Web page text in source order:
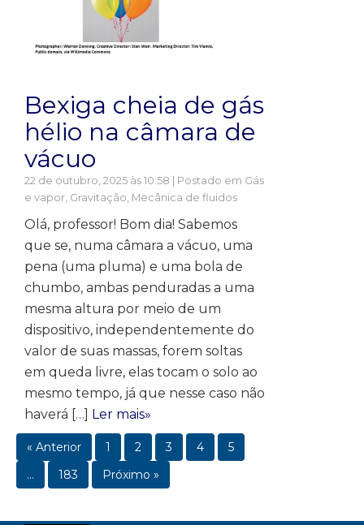
Bexiga cheia de gás
hélio na câmara de
vácuo
22 de outubro, 2025 às 10:58 | Postado em Gás
e vapor, Gravitação, Mecânica de fluidos
Olá, professor! Bom dia! Sabemos
que se, numa câmara a vácuo, uma
pena (uma pluma) e uma bola de
chumbo, ambas penduradas a uma
mesma altura por meio de um
dispositivo, independentemente do
valor de suas massas, forem soltas
em queda livre, elas tocam o solo ao
mesmo tempo, já que nesse caso não
haverá […] Ler mais»
« Anterior 1 2 3 4
5
…
183 Próximo »